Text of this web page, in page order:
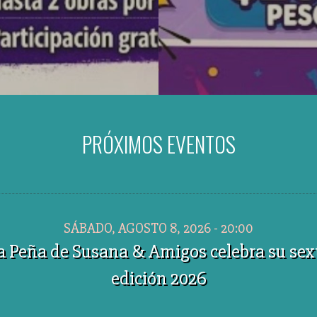
PRÓXIMOS EVENTOS
SÁBADO, AGOSTO 8, 2026 - 20:00
Peña de Susana & Amigos celebra su
edición 2026